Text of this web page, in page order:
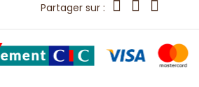
Partager sur :